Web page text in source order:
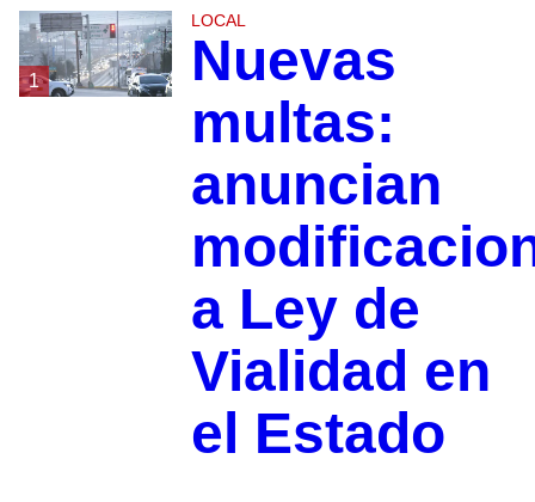
1
LOCAL
Nuevas
multas:
anuncian
a Ley de
Vialidad en
el Estado